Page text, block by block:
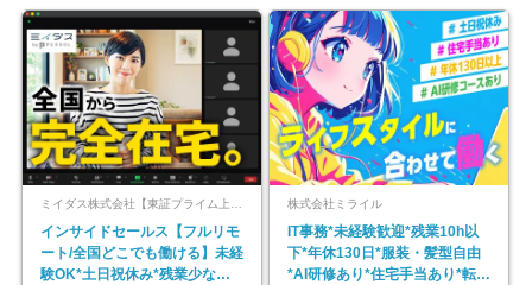
インサイドセールス【フルリモ
ート/全国どこでも働ける】未経
験OK*土日祝休み*残業少なめ*
株式会社ミライル
IT事務*未経験歓迎*残業10h以
下*年休130日*服装・髪型自由
*AI研修あり*住宅手当あり*転勤